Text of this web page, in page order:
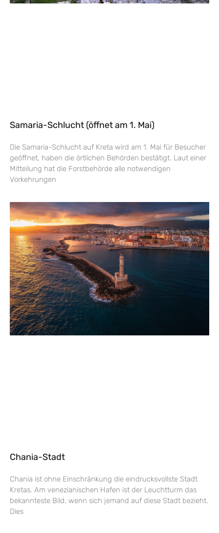
Samaria-Schlucht (öffnet am 1. Mai)
Die Samaria-Schlucht auf Kreta wird am 1. Mai für Besucher
geöffnet, haben die örtlichen Behörden bestätigt. Laut einer
Mitteilung hat die Forstbehörde alle notwendigen
Vorkehrungen
Chania-Stadt
Chania ist ohne Einschränkung die eindrucksvollste Stadt
Kretas. Am venezianischen Hafen ist der Leuchtturm das
bekannteste Bild, wenn sich jemand auf diese Stadt bezieht.
Dies